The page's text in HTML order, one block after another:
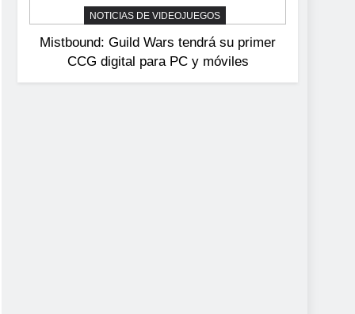
NOTICIAS DE VIDEOJUEGOS
Mistbound: Guild Wars tendrá su primer
CCG digital para PC y móviles